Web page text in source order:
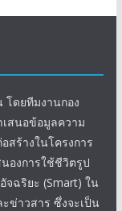
โดยทีมงานกอง
สนอข้อมูลความ
สร้างในโครงการ
องการใช้ชีวิตรูป
ฉริยะ (Smart) ใน
ข่าวสาร ซึ่งจะเป็น